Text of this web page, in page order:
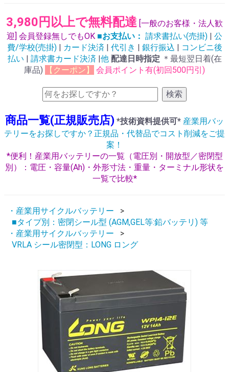
3,980円以上で無料配達 [一般のお客様・法人歓
迎] 会員登録無しでもOK ■お支払い： 請求書払い(売掛) | 公
費/学校(売掛) | カード決済 | 代引き | 銀行振込 | コンビニ後
払い | 請求書カード決済 |他 配達日時指定 ＊最短翌日着(在
庫品)
【クーポン】 会員ポイント有(初回500円引)
検索
商品一覧(正規販売店) *技術資料提供可* 産業用バッ
テリーをお探しですか？正規品・代替品でコスト削減をご提
案！
*便利！産業用バッテリーの一覧（電圧別・開放型／密閉型
別）：電圧・容量(Ah)・外形寸法・重量・ターミナル形状を
一覧で比較*
・産業用サイクルバッテリー
■タイプ別：密閉シール型 (AGM,GEL等:鉛バッテリ) 等
・産業用サイクルバッテリー
VRLA シール密閉型：LONG ロング